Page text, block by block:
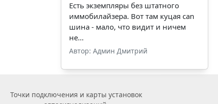
Есть экземпляры без штатного
иммобилайзера. Вот там куцая can
шина - мало, что видит и ничем
не...
Автор: Админ Дмитрий
Точки подключения и карты установок